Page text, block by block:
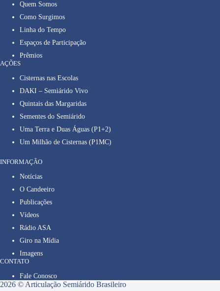
Quem Somos
Como Surgimos
Linha do Tempo
Espaços de Participação
Prêmios
AÇÕES
Cisternas nas Escolas
DAKI – Semiárido Vivo
Quintais das Margaridas
Sementes do Semiárido
Uma Terra e Duas Águas (P1+2)
Um Milhão de Cisternas (P1MC)
INFORMAÇÃO
Notícias
O Candeeiro
Publicações
Vídeos
Rádio ASA
Giro na Mídia
Imagens
CONTATO
Fale Conosco
2026 © Articulação Semiárido Brasileiro